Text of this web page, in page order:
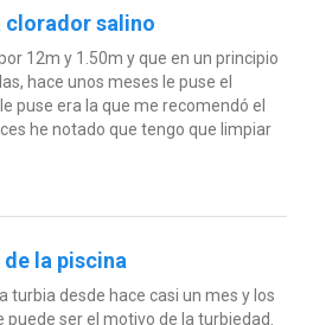
clorador salino
12m y 1.50m y que en un principio
hace unos meses le puse el
puse era la que me recomendó el
he notado que tengo que limpiar
la piscina
turbia desde hace casi un mes y los
ser el motivo de la turbiedad.